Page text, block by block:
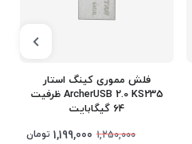
فلش مموری کینگ استار
ArcherUSB 2.0 KS235 ظرفیت
64 گیگابایت
1,250,000
1,199,000 تومان